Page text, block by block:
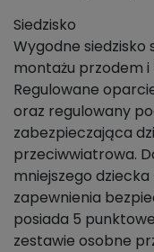
Siedzisko
Wygodne siedzisko
montażu przodem i
Regulowane
oraz regulowany
zabezpieczająca
przeciwwiatrowa.
mniejszego
zapewnienia
posiada 5
zestawie osobne